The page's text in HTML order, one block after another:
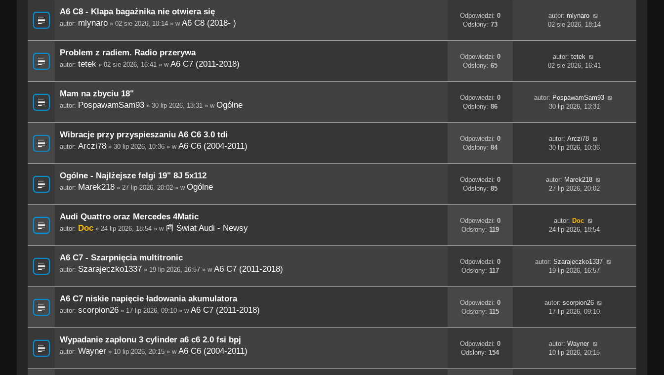
A6 C8 - Klapa bagażnika nie otwiera się
autor: mlynaro» 02 sie 2026, 18:14 » w A6 C8 (2018- )
Odpowiedzi: 0
Odsłony: 73
autor: mlynaro
02 sie 2026, 18:14
Problem z radiem. Radio przerywa
autor: tetek» 02 sie 2026, 16:41 » w A6 C7 (2011-2018)
Odpowiedzi: 0
Odsłony: 65
autor: tetek
02 sie 2026, 16:41
Mam na zbyciu 18"
autor: PospawamSam93» 30 lip 2026, 13:31 » w Ogólne
Odpowiedzi: 0
Odsłony: 86
autor: PospawamSam93
30 lip 2026, 13:31
Wibracje przy przyspieszaniu A6 C6 3.0 tdi
autor: Arczi78» 30 lip 2026, 10:36 » w A6 C6 (2004-2011)
Odpowiedzi: 0
Odsłony: 84
autor:Arczi78
30 lip 2026, 10:36
Ogólne - Najlżejsze felgi 19" 8J 5x112
autor: Marek218» 27 lip 2026, 20:02 » w Ogólne
Odpowiedzi: 0
Odsłony: 85
autor: Marek218
27 lip 2026, 20:02
Audi Quattro oraz Mercedes 4Matic
autor: Doc» 24 lip 2026, 18:54 » w 📰 Świat Audi - Newsy
Odpowiedzi: 0
Odsłony: 119
autor: Doc
24 lip 2026, 18:54
A6 C7 - Szarpnięcia multitronic
autor: Szarajeczko1337 » 19 lip 2026, 16:57 » w A6 C7 (2011-2018)
Odpowiedzi: 0
Odsłony: 117
autor:Szarajeczko1337
19 lip 2026, 16:57
A6 C7 niskie napięcie ładowania akumulatora
autor: scorpion26» 17 lip 2026, 09:10 » w A6 C7 (2011-2018)
Odpowiedzi: 0
Odsłony: 115
autor: scorpion26
17 lip 2026, 09:10
Wypadanie zapłonu 3 cylinder a6 c6 2.0 fsi bpj
autor: Wayner» 10 lip 2026, 20:15 » w A6 C6 (2004-2011)
Odpowiedzi: 0
Odsłony:154
autor:Wayner
10 lip 2026, 20:15